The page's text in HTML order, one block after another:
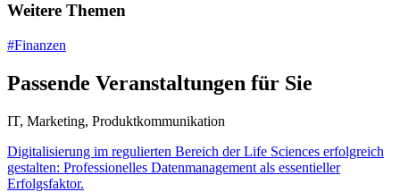
Weitere Themen
#Finanzen
Passende Veranstaltungen für Sie
IT, Marketing, Produktkommunikation
Digitalisierung im regulierten Bereich der Life Sciences erfolgreich
gestalten: Professionelles Datenmanagement als essentieller
Erfolgsfaktor.